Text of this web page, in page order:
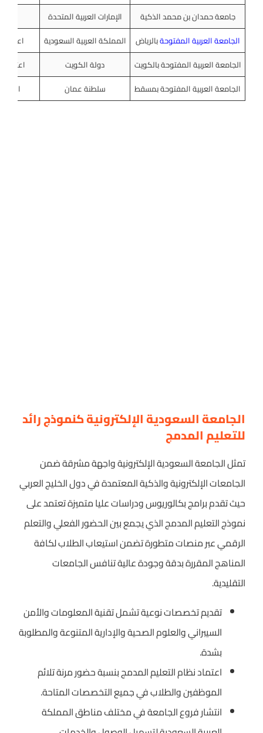
جامعة حمدان بن محمد الذكية
الإمارات العربية المتحدة
الجامعة العربية المفتوحةبالرياض المملكة العربية السعودية
الجامعة العربية المفتوحة بالكويت
دولة الكويت
الجامعة العربية المفتوحة بمسقط
سلطنة عمان
الجامعة السعودية الإلكترونية كنموذج رائد
للتعليم المدمج
تمثل الجامعة السعودية الإلكترونية واجهة مشرقة ضمن
الجامعات الإلكترونية والذكية المعتمدة في دول الخليج العربي
حيث تقدم برامج بكالوريوس ودراسات عليا متميزة تعتمد على
نموذج التعليم المدمج الذي يجمع بين الحضور الفعلي والتعلم
الرقمي عبر منصات متطورة تضمن استيعاب الطلاب لكافة
المناهج المقررة بدقة وجودة عالية تنافس الجامعات
التقليدية.
تقديم تخصصات نوعية تشمل تقنية المعلومات والأمن
السيبراني والعلوم الصحية والإدارية المتنوعة والمطلوبة
بشدة.
اعتماد نظام التعليم المدمج بنسبة حضور مرنة تلائم
الموظفين والطلاب في جميع التخصصات المتاحة.
انتشار فروع الجامعة في مختلف مناطق المملكة